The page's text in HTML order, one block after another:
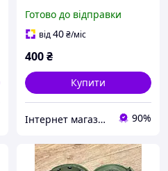
Готово до відправки
від40₴/міс
400₴
Купити
Інтернет магазин PaGo це товари від виробника, капці, військова амуніція, тапочки, товари для дому 90%